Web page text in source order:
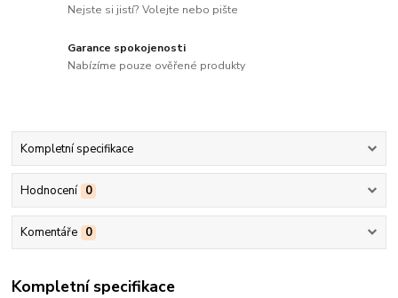
Nejste si jistí? Volejte nebo pište
Garance spokojenosti
Nabízíme pouze ověřené produkty
Kompletní specifikace
Hodnocení 0
Komentáře 0
Kompletní specifikace